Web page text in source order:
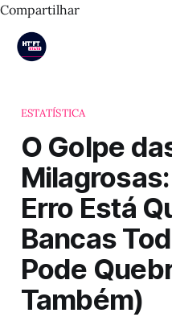
Compartilhar
ESTATÍSTICA
O Golpe
Erro Está
Bancas
Pode
Também)